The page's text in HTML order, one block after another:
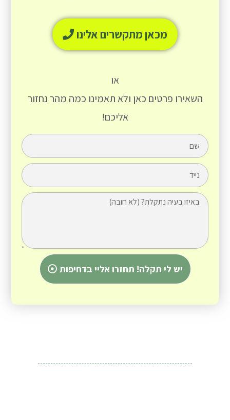
מכאן מתקשרים אלינו
או
השאירו פרטים כאן ולא תאמינו כמה מהר נחזור
אליכם!
יש לי תקלה! תחזרו אליי בדחיפות